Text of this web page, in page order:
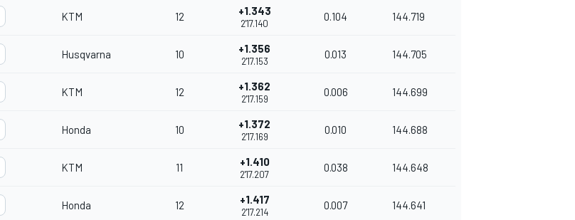
KTM 12 +1.343
2'17.140
0.104 144.719
Husqvarna 10 +1.356
2'17.153
0.013 144.705
KTM 12 +1.362
2'17.159
0.006 144.699
Honda 10 +1.372
2'17.169
0.010 144.688
KTM 11 +1.410
2'17.207
0.038 144.648
Honda 12 +1.417
2'17.214
0.007 144.641